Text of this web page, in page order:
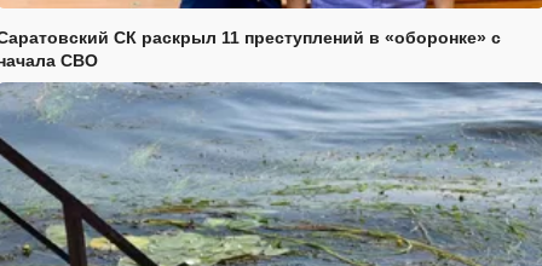
СК раскрыл 11 преступлений в «оборонке» с
СВО